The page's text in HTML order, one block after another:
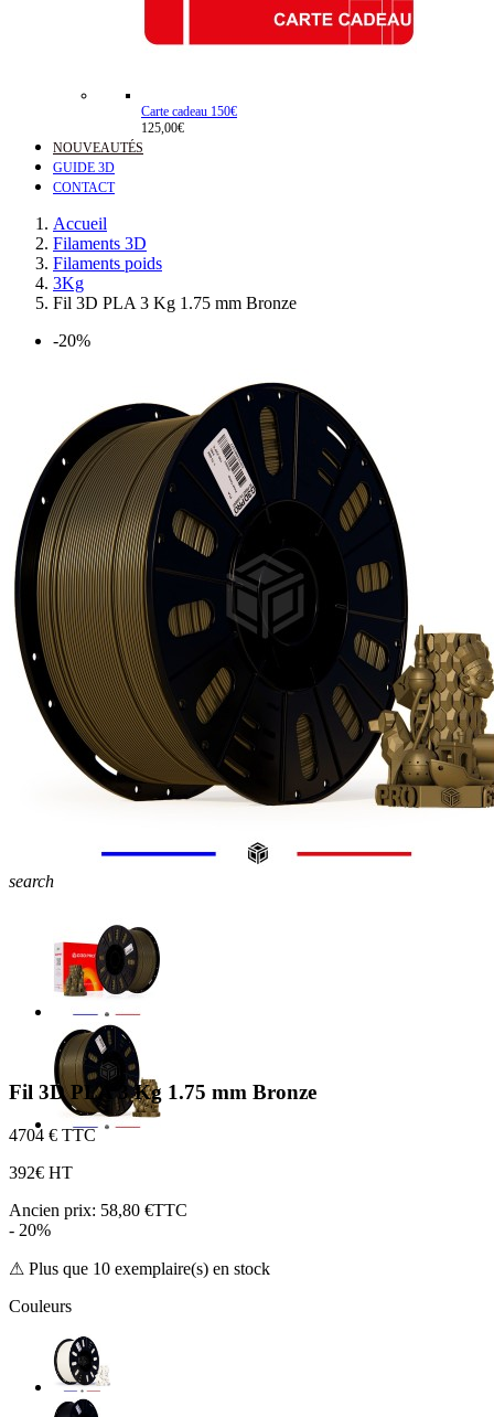
Carte cadeau 150€
125,00€
NOUVEAUTÉS
GUIDE 3D
CONTACT
Accueil
Filaments 3D
Filaments poids
3Kg
Fil 3D PLA 3 Kg 1.75 mm Bronze
-20%
search
Fil 3D PLA 3 Kg 1.75 mm Bronze
4704 € TTC
392€ HT
Ancien prix: 58,80 €TTC
- 20%
⚠ Plus que 10 exemplaire(s) en stock
Couleurs